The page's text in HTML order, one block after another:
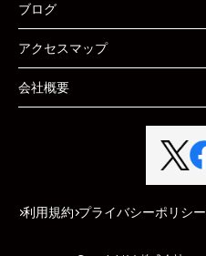
ブログ
アクセスマップ
会社概要
利用規約 プライバシーポリシー